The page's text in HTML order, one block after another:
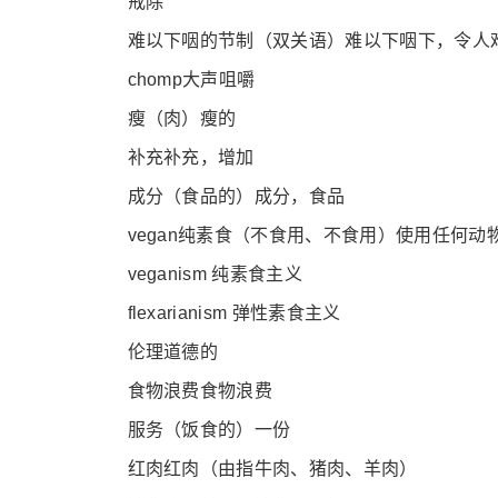
难以下咽的节制（双关语）难以下咽下，令人
chomp大声咀嚼
瘦（肉）瘦的
补充补充，增加
成分（食品的）成分，食品
vegan纯素食（不食用、不食用）使用任何动
veganism 纯素食主义
flexarianism 弹性素食主义
伦理道德的
食物浪费食物浪费
服务（饭食的）一份
红肉红肉（由指牛肉、猪肉、羊肉）